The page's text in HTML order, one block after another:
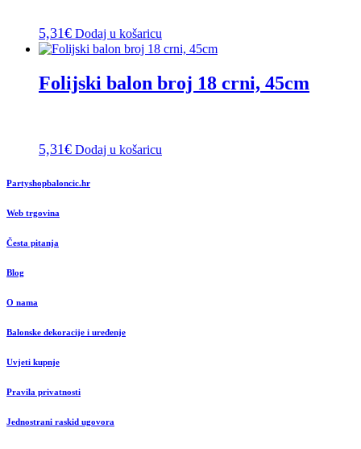
5,31€ Dodaj u košaricu
Folijski balon broj 18 crni, 45cm
5,31€ Dodaj u košaricu
Partyshopbaloncic.hr
Web trgovina
Česta pitanja
Blog
O nama
Balonske dekoracije i uređenje
Uvjeti kupnje
Pravila privatnosti
Jednostrani raskid ugovora